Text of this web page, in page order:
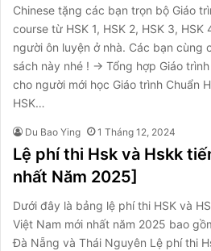
Chinese tặng các bạn trọn bộ Giáo
course từ HSK 1, HSK 2, HSK 3, HSK
người ôn luyện ở nhà. Các bạn cùng
sách này nhé ! → Tổng hợp Giáo
cho người mới học Giáo trình Chuẩn
HSK…
Du Bao Ying 1 Tháng 12, 2024
Lệ phí thi Hsk và Hskk
nhất Năm 2025]
Dưới đây là bảng lệ phí thi HSK và
Việt Nam mới nhất năm 2025 bao
Đà Nẵng và Thái Nguyên Lệ phí thi